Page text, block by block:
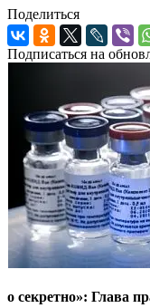
Поделиться
Подписаться на
о секретно»: Глава